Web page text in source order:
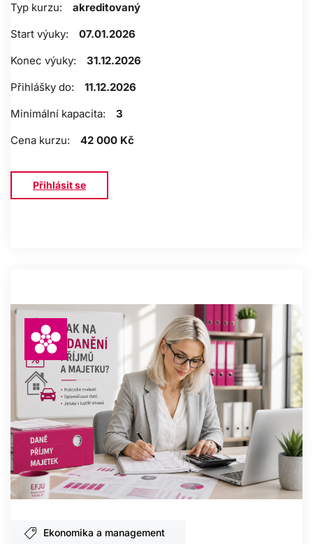
Typ kurzu:
akreditovaný
Start výuky:
07.01.2026
Konec výuky:
31.12.2026
Přihlášky do:
11.12.2026
Minimální kapacita:
3
Cena kurzu:
42 000 Kč
Přihlásit se
Ekonomika a management